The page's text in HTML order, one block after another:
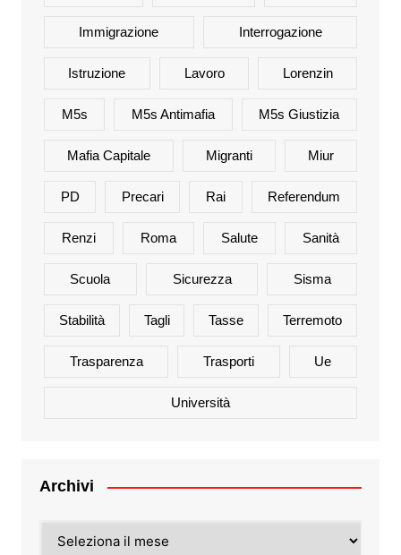
Immigrazione Interrogazione
Istruzione Lavoro Lorenzin
M5s M5s Antimafia M5s Giustizia
Mafia Capitale Migranti Miur
PD Precari Rai Referendum
Renzi Roma Salute Sanità
Scuola Sicurezza Sisma
Stabilità Tagli Tasse Terremoto
Trasparenza Trasporti Ue
Università
Archivi